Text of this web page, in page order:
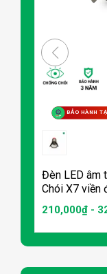
BẢO HÀNH
Đèn LED âm
Chói X7 viền
210,000₫ -